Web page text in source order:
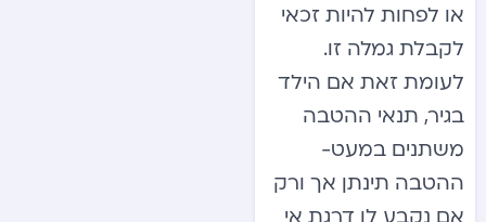
או לפחות להיות זכאי
לקבלת גמלה זו.
לעומת זאת אם הילד
בגיר, תנאי ההטבה
משתנים במעט-
ההטבה תינתן אך ורק